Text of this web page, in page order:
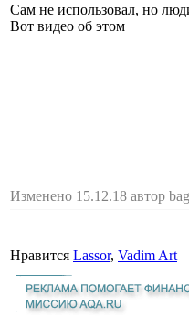
Сам не использовал, но
Вот видео об этом
Изменено 15.12.18 автор
Нравится Lassor, Vadim Art